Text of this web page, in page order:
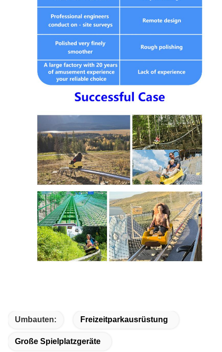
Umbauten: Freizeitparkausrüstung
Große Spielplatzgeräte